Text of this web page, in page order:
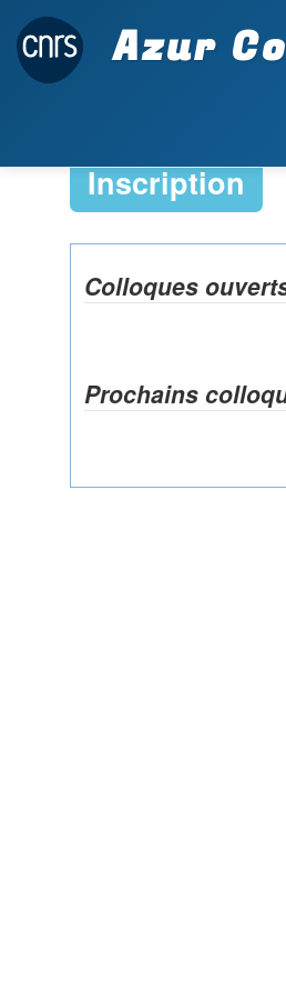
Azur
Inscription
Colloques
Prochains